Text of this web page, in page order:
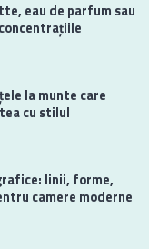
eau de parfum sau
la munte care
cu stilul
linii, forme,
camere moderne